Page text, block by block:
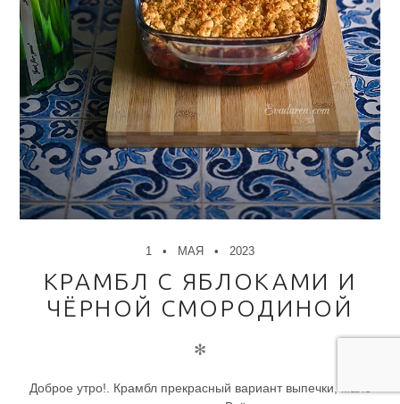
1 МАЯ 2023
КРАМБЛ С ЯБЛОКАМИ И
ЧЁРНОЙ СМОРОДИНОЙ
✻
Доброе утро!. Крамбл прекрасный вариант выпечки, мало